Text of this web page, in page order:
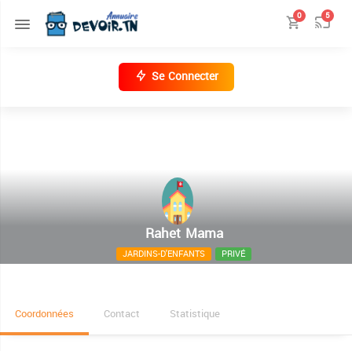
0 5
Se Connecter
Rahet Mama
JARDINS-D'ENFANTS PRIVÉ
Elmziraa Metlaoui
Coordonnées Contact Statistique